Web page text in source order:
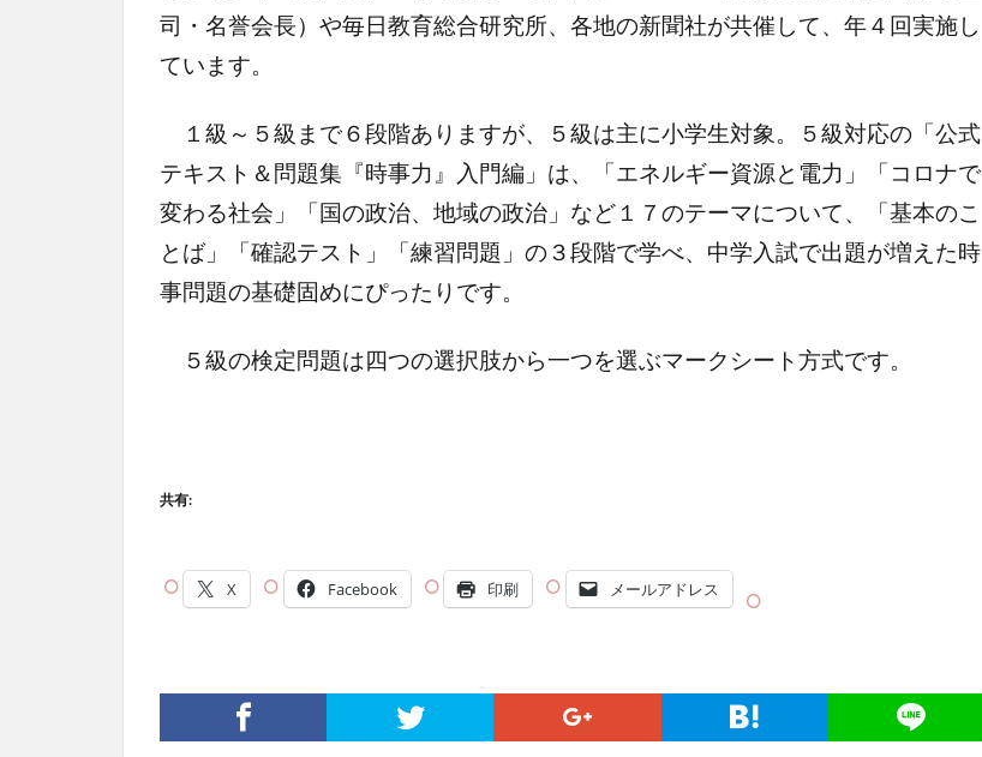
司・名誉会長）や毎日教育総合研究所、各地の新聞社が共催して、年４回実施し
ています。
１級～５級まで６段階ありますが、５級は主に小学生対象。５級対応の「公式
テキスト＆問題集『時事力』入門編」は、「エネルギー資源と電力」「コロナで
変わる社会」「国の政治、地域の政治」など１７のテーマについて、「基本のこ
とば」「確認テスト」「練習問題」の３段階で学べ、中学入試で出題が増えた時
事問題の基礎固めにぴったりです。
５級の検定問題は四つの選択肢から一つを選ぶマークシート方式です。
共有:
X Facebook 印刷 メールアドレス